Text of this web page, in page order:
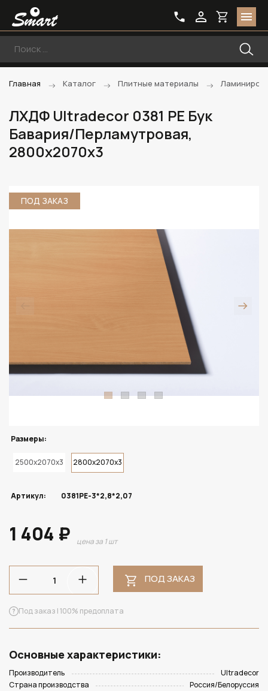
Главная Каталог Плитные материалы
ЛХДФ Ultradecor 0381 PE Бук
Бавария/Перламутровая,
2800х2070х3
ПОД ЗАКАЗ
Размеры:
2500x2070x3 2800x2070x3
Артикул: 0381PE-3*2,8*2,07
1 404 ₽ цена за 1 шт
ПОД ЗАКАЗ
Под заказ | 100% предоплата
Основные характеристики:
Производитель
Ultradecor
Страна производства
Россия/Белоруссия